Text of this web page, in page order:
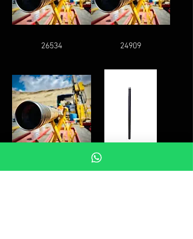
26534 24909